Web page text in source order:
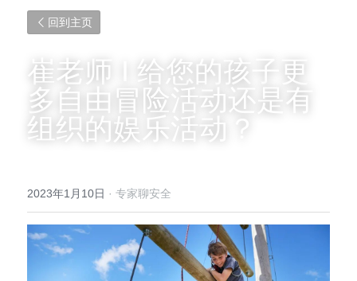
回到主页
崔老师 I 给您的孩子更
多自由冒险活动还是有
组织的娱乐活动？
2023年1月10日 · 专家聊安全